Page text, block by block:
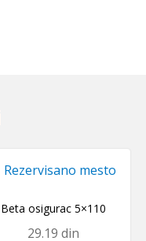
Beta osigurac 5×110
29.19din